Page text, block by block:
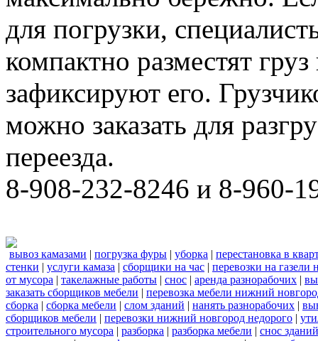
для погрузки,
компактно разместят
зафиксируют его.
можно заказать для
переезда.
8-908-232-8246 и 8-960-
вывоз камазами | погрузка фуры | уборка | перестановка в
стенки | услуги камаза | сборщики на час | перевозки на
от мусора | такелажные работы | снос | аренда разнорабочих |
заказать сборщиков мебели | перевозка мебели нижний
сборка | сборка мебели | слом зданий | нанять разнорабочих |
сборщиков мебели | перевозки нижний новгород недорого |
строительного мусора | разборка | разборка мебели | снос зданий